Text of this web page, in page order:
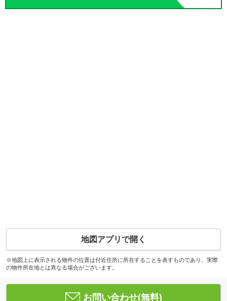
地図アプリで開く
※地図上に表示される物件の位置は付近住所に所在することを表すものであり、実際
の物件所在地とは異なる場合がございます。
お問い合わせ(無料)